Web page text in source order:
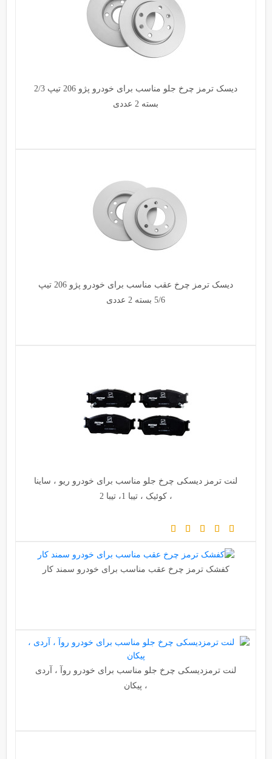
دیسک ترمز چرخ جلو مناسب برای خودرو پژو 206 تیپ 2/3
بسته 2 عددی
دیسک ترمز چرخ عقب مناسب برای خودرو پژو 206 تیپ
5/6 بسته 2 عددی
لنت ترمز دیسکی چرخ جلو مناسب برای خودرو ریو ، ساینا
، کوئیک ، تیبا 1، تیبا 2
کفشک ترمز چرخ عقب مناسب برای خودرو سمند کار
لنت ترمزدیسکی چرخ جلو مناسب برای خودرو روآ ، آردی
، پیکان